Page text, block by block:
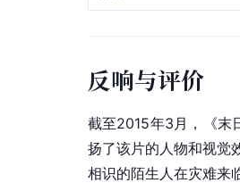
反响与评价
截至2015年3月，《末
扬了该片的人物和视觉
相识的陌生人在灾难来